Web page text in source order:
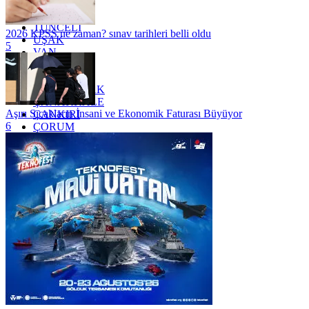
TRABZON
TUNCELİ
UŞAK
VAN
YALOVA
YOZGAT
ZONGULDAK
ÇANAKKALE
ÇANKIRI
ÇORUM
İSTANBUL
İZMİR
ŞANLIURFA
ŞIRNAK
2026 KPSS ne zaman? sınav tarihleri belli oldu
5
Aşırı Sıcakların İnsani ve Ekonomik Faturası Büyüyor
6